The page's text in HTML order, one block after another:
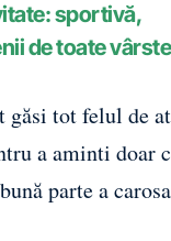
sportivă,
de toate
tot felul de
a aminti doar
parte a